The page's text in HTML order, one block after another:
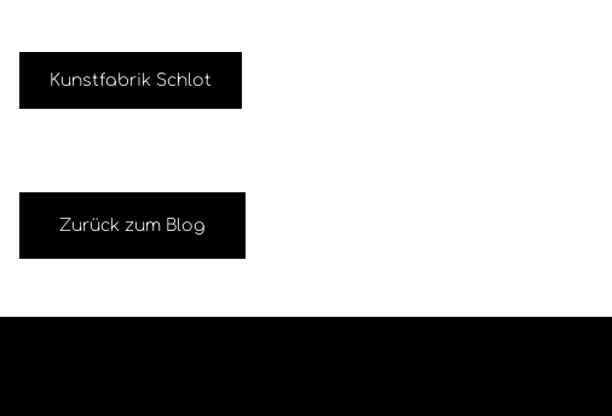
Kunstfabrik Schlot
Zurück zum Blog